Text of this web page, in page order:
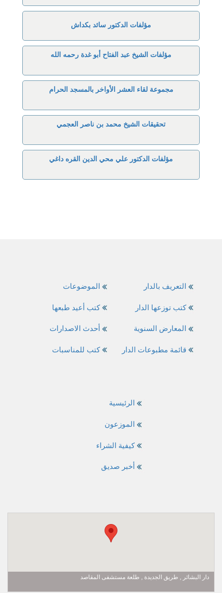
مؤلفات الدكتور سائد بكداش
مؤلفات الشيخ عبد الفتاح أبو غدة رحمه الله
مجموعة لقاء العشر الأواخر بالمسجد الحرام
تحقيقات الشيخ محمد بن ناصر العجمي
مؤلفات الدكتور علي محي الدين القره داغي
الموضوعات
كتب أعيد طبعها
أحدث الاصدارات
كتب للمناسبات
التعريف بالدار
كتب توزعها الدار
المعارض السنوية
قائمة مطبوعات الدار
الرئيسية
الموزعون
كيفية الشراء
أخبر صديق
دار البشائر , طريق الجديدة , طلعة مستشفى المقاصد